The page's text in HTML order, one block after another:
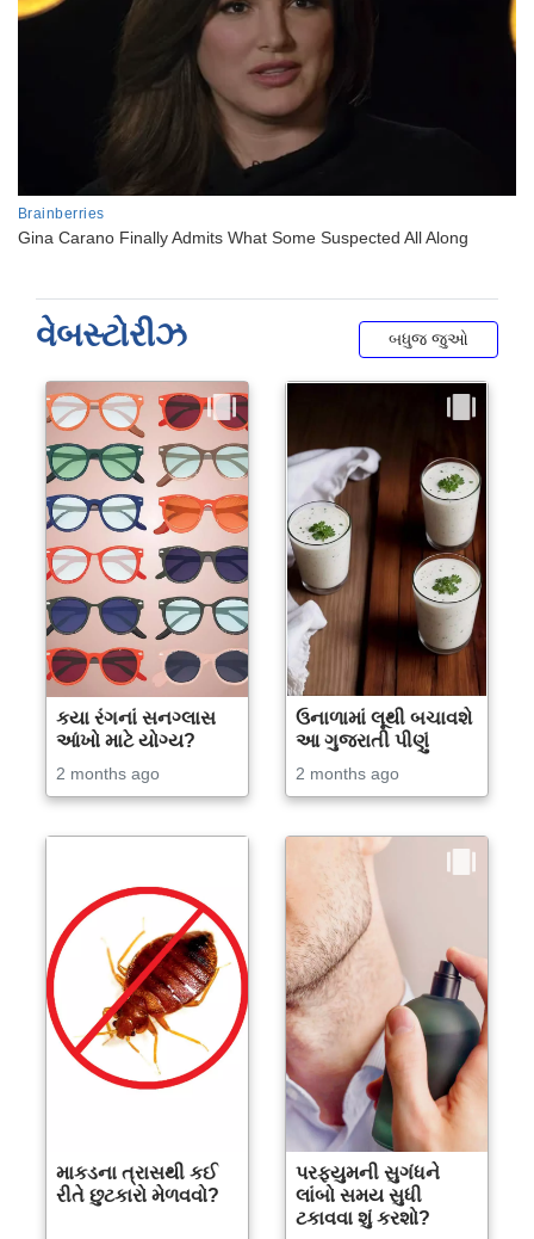
વેબસ્ટોરીઝ બધુજ જુઓ
કયા રંગનાં સનગ્લાસ
આંખો માટે યોગ્ય?
2 months ago
ઉનાળામાં લૂથી બચાવશે
આ ગુજરાતી પીણું
2 months ago
માકડના ત્રાસથી કઈ
રીતે છુટકારો મેળવવો?
પરફ્યુમની સુગંધને
લાંબો સમય સુધી
ટકાવવા શું કરશો?